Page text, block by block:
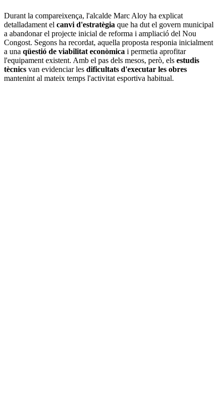
Durant la compareixença, l'alcalde Marc Aloy ha explicat
detalladament el canvi d'estratègia que ha dut el govern municipal
a abandonar el projecte inicial de reforma i ampliació del Nou
Congost. Segons ha recordat, aquella proposta responia inicialment
a una qüestió de viabilitat econòmica i permetia aprofitar
l'equipament existent. Amb el pas dels mesos, però, els estudis
tècnics van evidenciar les dificultats d'executar les obres
mantenint al mateix temps l'activitat esportiva habitual.